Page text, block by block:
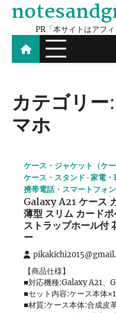
Skip
contentPR「本サイトはアフ
カテゴリー:
マホ
ケース・ジャケット（ケー
ケース・スタンド
家電・
携帯電話・スマートフォン
Galaxy A21 ケース
薄型 スリム カード
ストラップホール付
ー
【商品仕様】
■対応機種:Galaxy A21、
■セット内容:ケース本体×1
■材質:ケース本体:合成皮